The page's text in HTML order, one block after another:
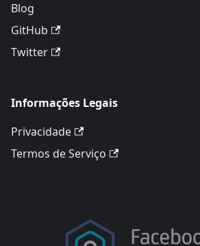
Blog
GitHub
Twitter
Informações Legais
Privacidade
Termos de Serviço